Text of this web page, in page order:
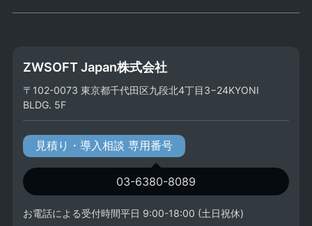
ZWSOFT Japan株式会社
〒102-0073 東京都千代田区九段北4丁目3−24KYONI
BLDG. 5F
見積り・導入相談 専用番号
03-6380-8089
お電話による受付時間平日 9:00-18:00 (土日祝休)